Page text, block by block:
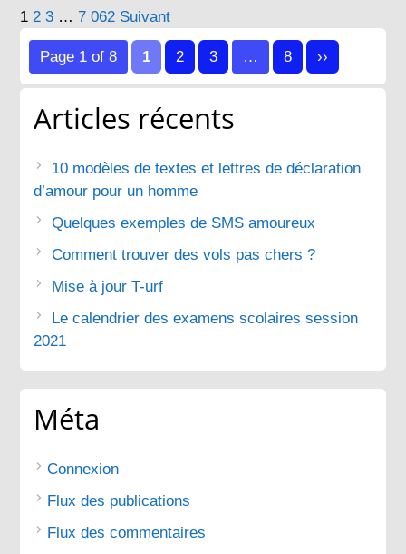
Pagination
des
publications
1 2 3 … 7 062 Suivant
Page 1 of 8 1 2 3 … 8 ››
Articles récents
10 modèles de textes et lettres de déclaration
d’amour pour un homme
Quelques exemples de SMS amoureux
Comment trouver des vols pas chers ?
Mise à jour T-urf
Le calendrier des examens scolaires session
2021
Méta
Connexion
Flux des publications
Flux des commentaires